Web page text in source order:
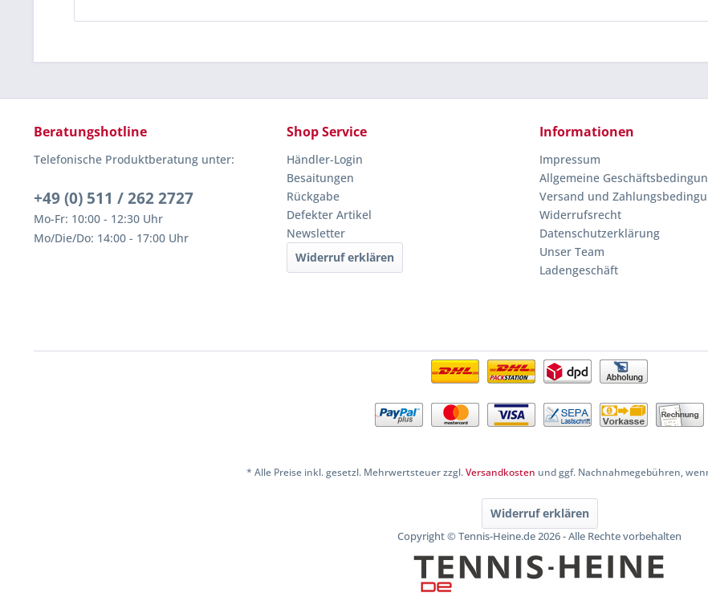
Beratungshotline
Telefonische Produktberatung unter:
+49 (0) 511 / 262 2727
Mo-Fr: 10:00 - 12:30 Uhr
Mo/Die/Do: 14:00 - 17:00 Uhr
Shop Service
Händler-Login
Besaitungen
Rückgabe
Defekter Artikel
Newsletter
Widerruf erklären
Informationen
Impressum
Allgemeine
Versand und
Widerrufsrecht
Datenschutzerklärung
Unser Team
Ladengeschäft
* Alle Preise inkl. gesetzl. Mehrwertsteuer zzgl.Versandkosten und ggf. Nachnahmegebühren,
Widerruf erklären
Copyright © Tennis-Heine.de 2026 - Alle Rechte vorbehalten